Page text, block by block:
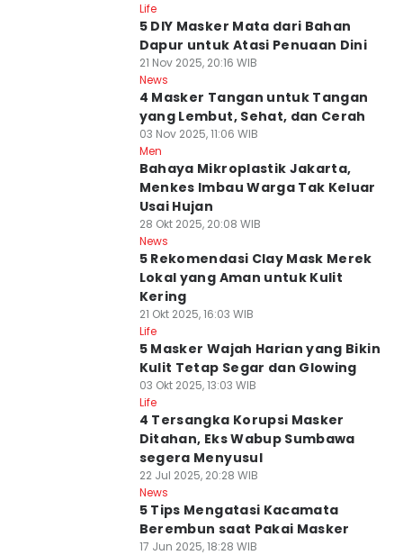
Life
5 DIY Masker Mata dari Bahan
Dapur untuk Atasi Penuaan Dini
21 Nov 2025, 20:16 WIB
News
4 Masker Tangan untuk Tangan
yang Lembut, Sehat, dan Cerah
03 Nov 2025, 11:06 WIB
Men
Bahaya Mikroplastik Jakarta,
Menkes Imbau Warga Tak Keluar
Usai Hujan
28 Okt 2025, 20:08 WIB
News
5 Rekomendasi Clay Mask Merek
Lokal yang Aman untuk Kulit
Kering
21 Okt 2025, 16:03 WIB
Life
5 Masker Wajah Harian yang Bikin
Kulit Tetap Segar dan Glowing
03 Okt 2025, 13:03 WIB
Life
4 Tersangka Korupsi Masker
Ditahan, Eks Wabup Sumbawa
segera Menyusul
22 Jul 2025, 20:28 WIB
News
5 Tips Mengatasi Kacamata
Berembun saat Pakai Masker
17 Jun 2025, 18:28 WIB